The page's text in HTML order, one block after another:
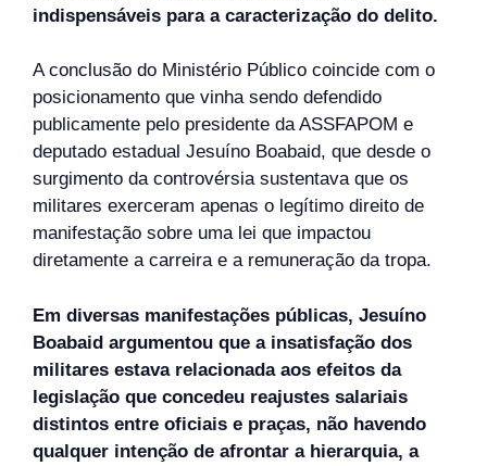
indispensáveis para a caracterização do delito.
A conclusão do Ministério Público coincide com o
posicionamento que vinha sendo defendido
publicamente pelo presidente da ASSFAPOM e
deputado estadual Jesuíno Boabaid, que desde o
surgimento da controvérsia sustentava que os
militares exerceram apenas o legítimo direito de
manifestação sobre uma lei que impactou
diretamente a carreira e a remuneração da tropa.
Em diversas manifestações públicas, Jesuíno
Boabaid argumentou que a insatisfação dos
militares estava relacionada aos efeitos da
legislação que concedeu reajustes salariais
distintos entre oficiais e praças, não havendo
qualquer intenção de afrontar a hierarquia, a